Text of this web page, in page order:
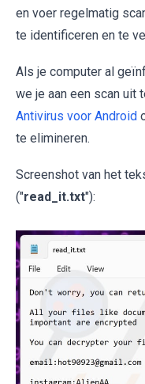
en voer regelmatig
te identificeren en te
Als je computer al
we je aan een scan uit
Antivirus voor Android
te elimineren.
Screenshot van het
("read_it.txt"):